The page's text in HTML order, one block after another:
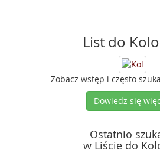
List do
Zobacz wstęp i często
Dowiedz się
Ostatnio
w Liście do